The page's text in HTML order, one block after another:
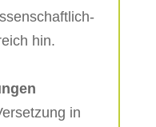
hin.
in